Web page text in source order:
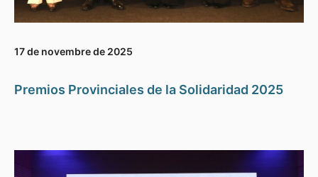
17 de novembre de 2025
Premios Provinciales de la Solidaridad 2025